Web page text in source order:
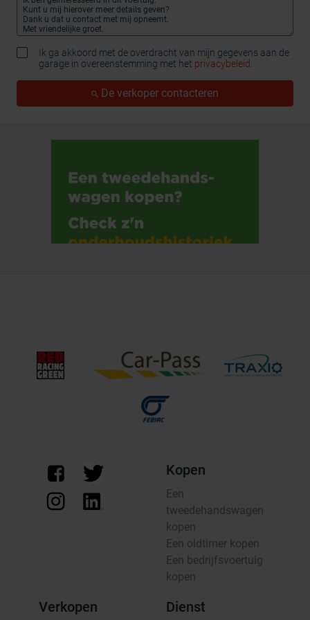
Ik ga akkoord met de overdracht van mijn gegevens aan de
garage in overeenstemming met het privacybeleid.
De verkoper contacteren
Kopen
Een
tweedehandswagen
kopen
Een oldtimer kopen
Een bedrijfsvoertuig
kopen
Verkopen Dienst